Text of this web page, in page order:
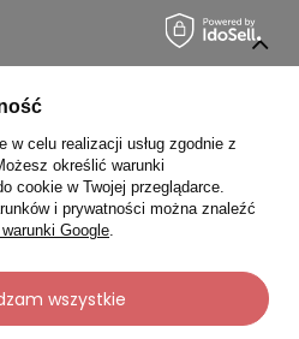
celu realizacji usług zgodnie z
określić warunki
cookie w Twojej przeglądarce.
i prywatności można znaleźć
Google.
wszystkie